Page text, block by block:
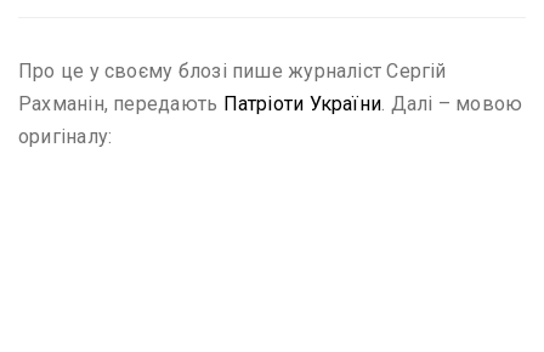
Про це у своєму блозі пише журналіст Сергій
Рахманін, передають Патріоти України . Далі – мовою
оригіналу: